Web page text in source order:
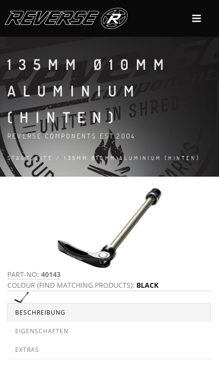
135MM Ø10MM
ALUMINIUM
(HINTEN)
REVERSE COMPONENTS EST.2004
STARTSEITE / 135MM Ø10MM ALUMINIUM (HINTEN)
PART-NO: 40143
COLOUR (FIND MATCHING PRODUCTS): BLACK
BESCHREIBUNG
EIGENSCHAFTEN
EXTRAS